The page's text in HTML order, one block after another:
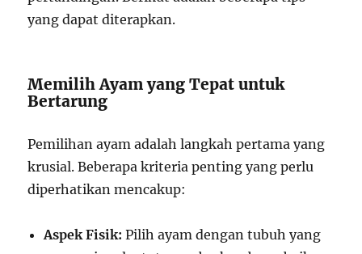
yang dapat diterapkan.
Memilih Ayam yang Tepat untuk
Bertarung
Pemilihan ayam adalah langkah pertama yang
krusial. Beberapa kriteria penting yang perlu
diperhatikan mencakup:
Aspek Fisik: Pilih ayam dengan tubuh yang